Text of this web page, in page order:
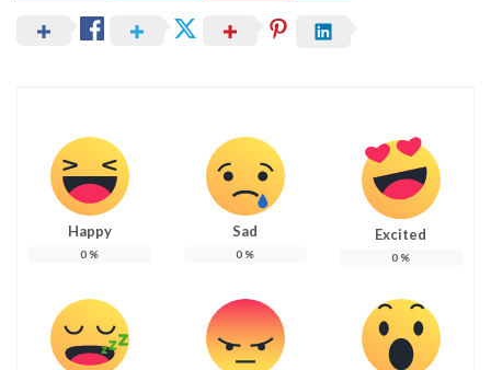
Happy
0 %
Sad
0 %
Excited
0 %